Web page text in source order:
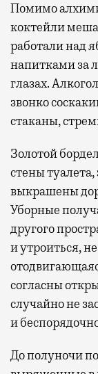
Помимо
коктейли
работали над
напитками за
глазах.
звонко
стаканы,
Золотой
стены
выкрашены
Уборные
другого
и утроиться,
согласны
случайно не
и
До полуночи